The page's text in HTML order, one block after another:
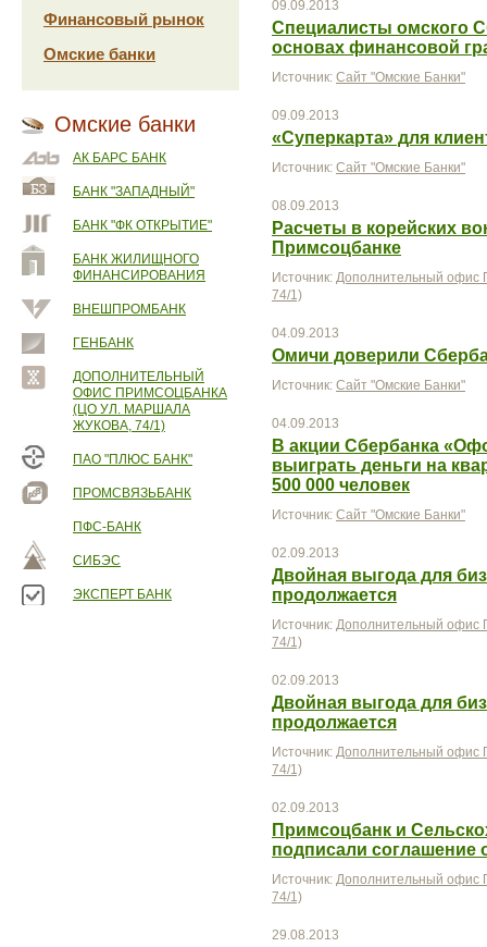
Финансовый рынок
Омские банки
Омские банки
АК БАРС БАНК
БАНК "ЗАПАДНЫЙ"
БАНК "ФК ОТКРЫТИЕ"
БАНК ЖИЛИЩНОГО
ФИНАНСИРОВАНИЯ
ВНЕШПРОМБАНК
ГЕНБАНК
ДОПОЛНИТЕЛЬНЫЙ
ОФИС ПРИМСОЦБАНКА
(ЦО УЛ. МАРШАЛА
ЖУКОВА, 74/1)
ПАО "ПЛЮС БАНК"
ПРОМСВЯЗЬБАНК
ПФС-БАНК
СИБЭС
ЭКСПЕРТ БАНК
09.09.2013
Специалисты омского
основах финансовой
Источник: Сайт "Омские Банки"
09.09.2013
«Суперкарта» для
Источник: Сайт "Омские Банки"
08.09.2013
Расчеты в корейских
Примсоцбанке
Источник: Дополнительный офис
74/1)
04.09.2013
Омичи доверили
Источник: Сайт "Омские Банки"
04.09.2013
В акции Сбербанка
выиграть деньги на
500 000 человек
Источник: Сайт "Омские Банки"
02.09.2013
Двойная выгода для
продолжается
Источник: Дополнительный офис
74/1)
02.09.2013
Двойная выгода для
продолжается
Источник: Дополнительный офис
74/1)
02.09.2013
Примсоцбанк и
подписали соглашение
Источник: Дополнительный офис
74/1)
29.08.2013